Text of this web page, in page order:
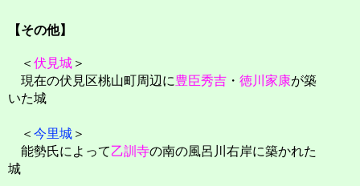
【その他】
＜ 伏見城 ＞
現在の伏見区桃山町周辺に豊臣秀吉 ・ 徳川家康が築
いた城
＜ 今里城 ＞
能勢氏によって乙訓寺の南の風呂川右岸に築かれた
城